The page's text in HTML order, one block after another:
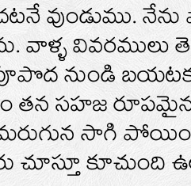
వుండుము.
వాళ్ళ
నుండి
తన సహజ
సాగి
చూస్తూ కూచుంది